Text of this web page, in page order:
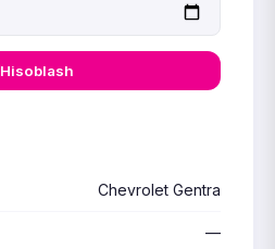
Hisoblash
Chevrolet Gentra
—